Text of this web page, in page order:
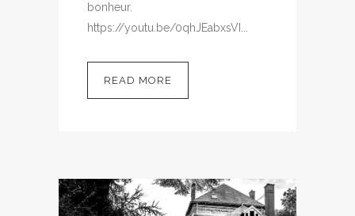
bonheur.
https://youtu.be/0qhJEabxsVI...
READ MORE